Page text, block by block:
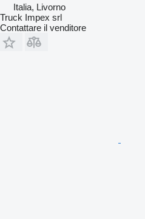
Italia, Livorno
Truck Impex srl
Contattare il venditore